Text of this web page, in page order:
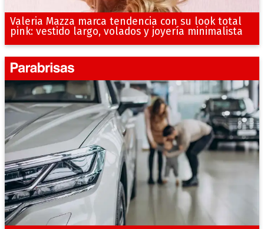
Valeria Mazza marca tendencia con su look total
pink: vestido largo, volados y joyería minimalista